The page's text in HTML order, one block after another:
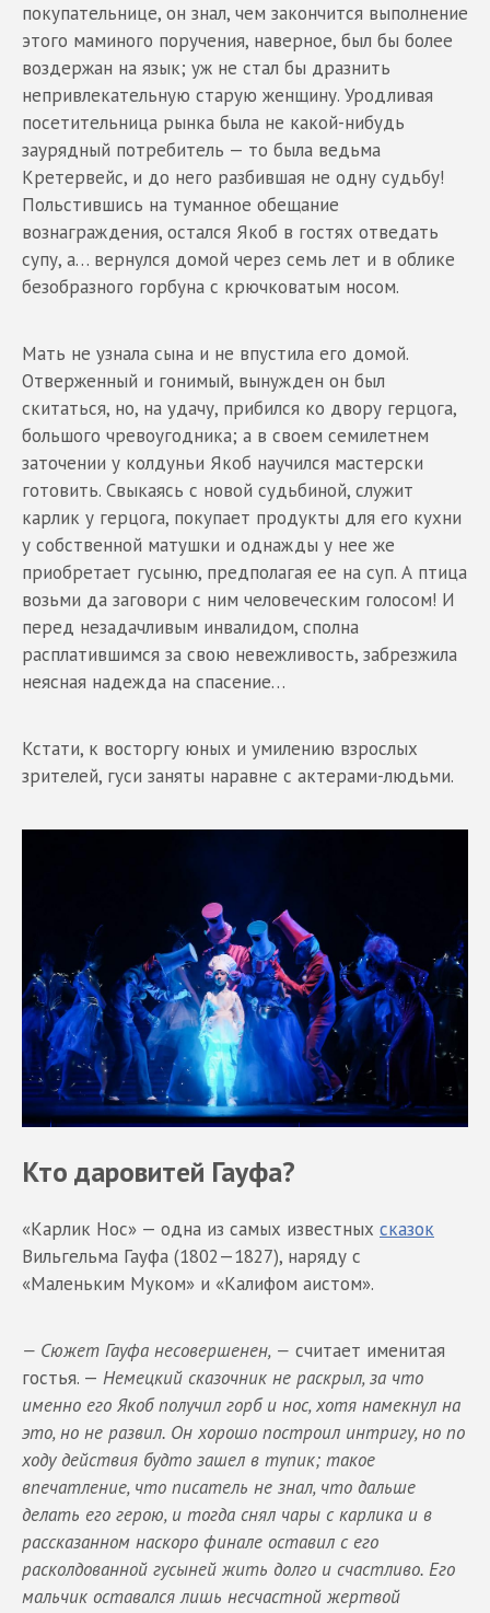
покупательнице, он знал, чем закончится выполнение
этого маминого поручения, наверное, был бы более
воздержан на язык; уж не стал бы дразнить
непривлекательную старую женщину. Уродливая
посетительница рынка была не какой-нибудь
заурядный потребитель — то была ведьма
Кретервейс, и до него разбившая не одну судьбу!
Польстившись на туманное обещание
вознаграждения, остался Якоб в гостях отведать
супу, а… вернулся домой через семь лет и в облике
безобразного горбуна с крючковатым носом.
Мать не узнала сына и не впустила его домой.
Отверженный и гонимый, вынужден он был
скитаться, но, на удачу, прибился ко двору герцога,
большого чревоугодника; а в своем семилетнем
заточении у колдуньи Якоб научился мастерски
готовить. Свыкаясь с новой судьбиной, служит
карлик у герцога, покупает продукты для его кухни
у собственной матушки и однажды у нее же
приобретает гусыню, предполагая ее на суп. А птица
возьми да заговори с ним человеческим голосом! И
перед незадачливым инвалидом, сполна
расплатившимся за свою невежливость, забрезжила
неясная надежда на спасение…
Кстати, к восторгу юных и умилению взрослых
зрителей, гуси заняты наравне с актерами-людьми.
Кто даровитей Гауфа?
«Карлик Нос» — одна из самых известных сказок
Вильгельма Гауфа (1802—1827), наряду с
«Маленьким Муком» и «Калифом аистом».
— Сюжет Гауфа несовершенен, — считает именитая
гостья. — Немецкий сказочник не раскрыл,за что
именно его Якоб получил горб и нос,хотя намекнул на
это,но не развил. Он хорошо построил интригу,но по
ходу действия будто зашел в тупик; такое
впечатление,что писатель не знал, что дальше
делать его герою, и тогда снял чары с карлика и в
рассказанном наскоро финале оставил с его
расколдованной гусыней жить долго и счастливо. Его
мальчик оставался лишь несчастной жертвой